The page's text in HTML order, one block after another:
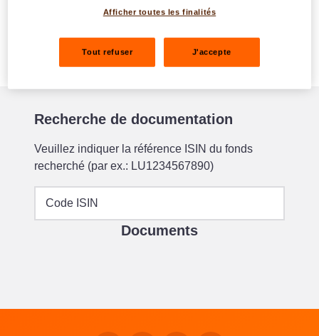
chacun des fonds
Recherche de documentation
Veuillez indiquer la référence ISIN du fonds
recherché (par ex.: LU1234567890)
Code ISIN
Documents
Afficher toutes les finalités
Tout refuser J'accepte